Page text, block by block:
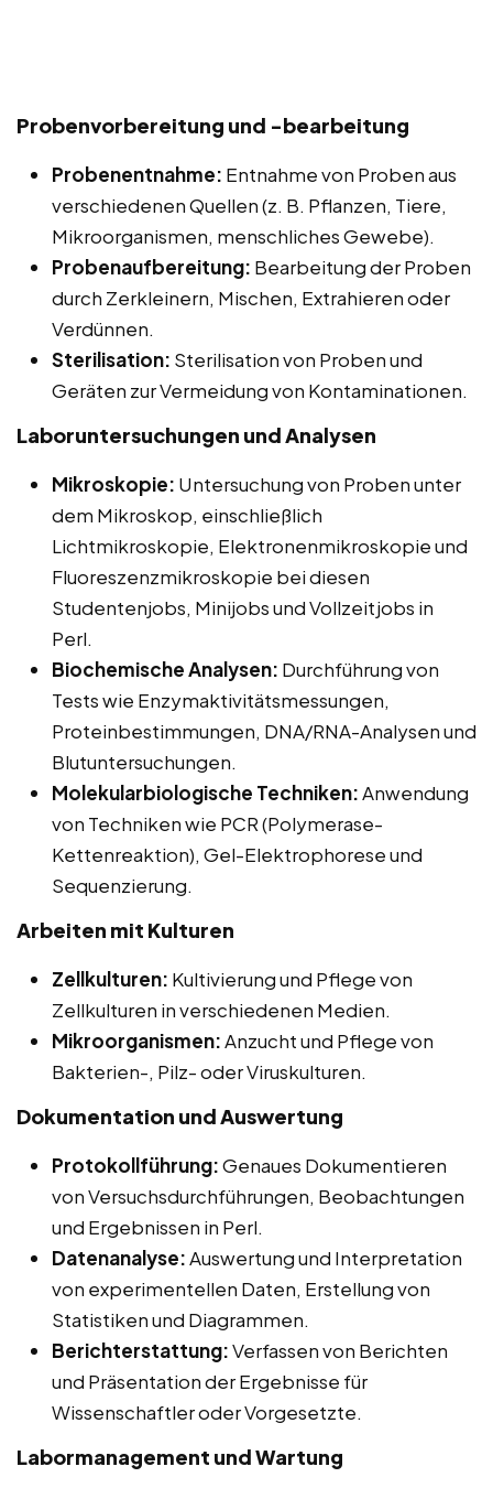
Probenvorbereitung und -bearbeitung
Probenentnahme: Entnahme von Proben aus
verschiedenen Quellen (z. B. Pflanzen, Tiere,
Mikroorganismen, menschliches Gewebe).
Probenaufbereitung: Bearbeitung der Proben
durch Zerkleinern, Mischen, Extrahieren oder
Verdünnen.
Sterilisation: Sterilisation von Proben und
Geräten zur Vermeidung von Kontaminationen.
Laboruntersuchungen und Analysen
Mikroskopie: Untersuchung von Proben unter
dem Mikroskop, einschließlich
Lichtmikroskopie, Elektronenmikroskopie und
Fluoreszenzmikroskopie bei diesen
Studentenjobs, Minijobs und Vollzeitjobs in
Perl.
Biochemische Analysen: Durchführung von
Tests wie Enzymaktivitätsmessungen,
Proteinbestimmungen, DNA/RNA-Analysen und
Blutuntersuchungen.
Molekularbiologische Techniken:Anwendung
von Techniken wie PCR (Polymerase-
Kettenreaktion), Gel-Elektrophorese und
Sequenzierung.
Arbeiten mit Kulturen
Zellkulturen: Kultivierung und Pflege von
Zellkulturen in verschiedenen Medien.
Mikroorganismen:Anzucht und Pflege von
Bakterien-, Pilz- oder Viruskulturen.
Dokumentation und Auswertung
Protokollführung:Genaues Dokumentieren
von Versuchsdurchführungen, Beobachtungen
und Ergebnissen in Perl.
Datenanalyse:Auswertung und Interpretation
von experimentellen Daten, Erstellung von
Statistiken und Diagrammen.
Berichterstattung:Verfassen von Berichten
und Präsentation der Ergebnisse für
Wissenschaftler oder Vorgesetzte.
Labormanagement und Wartung